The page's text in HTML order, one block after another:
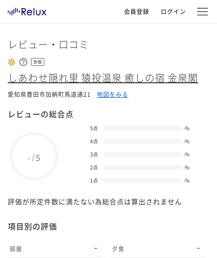
会員登録 ログイン
レビュー・口コミ
旅館
しあわせ隠れ里 猿投温泉 癒しの宿 金泉閣
愛知県豊田市加納町馬道通21 地図をみる
レビューの総合点
- /5
5点 -%
4点
-%
3点
-%
2点
-%
1点
-%
評価が所定件数に満たない為総合点は算出されません
項目別の評価
部屋 - 夕食 -